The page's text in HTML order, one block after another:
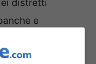
distretti
e